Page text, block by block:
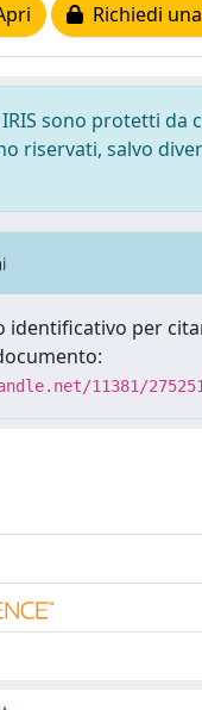
Richiedi
sono protetti da
riservati, salvo
identificativo per
11381/